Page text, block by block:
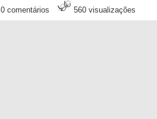
0 comentários 560 visualizações